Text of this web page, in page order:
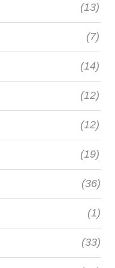
(13)
(7)
(14)
(12)
(12)
(19)
(36)
(1)
(33)